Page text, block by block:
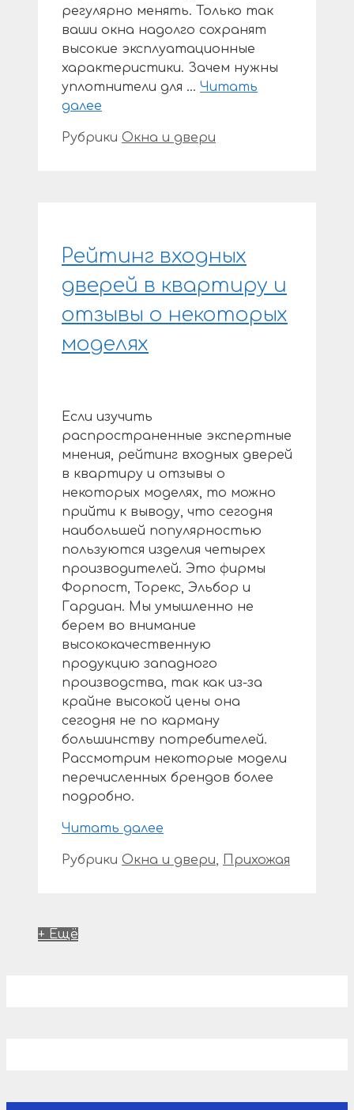
регулярно менять. Только так
ваши окна надолго сохранят
высокие эксплуатационные
характеристики. Зачем нужны
уплотнители для … Читать
далее
Рубрики Окна и двери
Рейтинг входных
дверей в квартиру и
отзывы о некоторых
моделях
Если изучить
распространенные экспертные
мнения, рейтинг входных дверей
в квартиру и отзывы о
некоторых моделях, то можно
прийти к выводу, что сегодня
наибольшей популярностью
пользуются изделия четырех
производителей. Это фирмы
Форпост, Торекс, Эльбор и
Гардиан. Мы умышленно не
берем во внимание
высококачественную
продукцию западного
производства, так как из-за
крайне высокой цены она
сегодня не по карману
большинству потребителей.
Рассмотрим некоторые модели
перечисленных брендов более
подробно.
Читать далее
Рубрики Окна и двери, Прихожая
+ Ещё